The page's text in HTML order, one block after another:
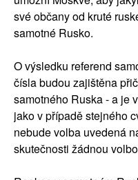
své občany od kruté
samotné Rusko.
O výsledku referend
čísla budou zajištěna
samotného Ruska - a je
jako v případě stejného
nebude volba uvedená
skutečnosti žádnou